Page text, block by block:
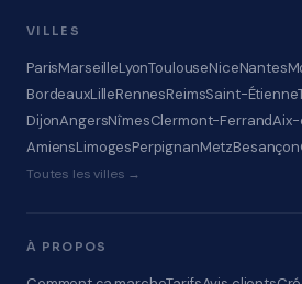
VILLES
ParisMarseilleLyonToulouseNiceNantes
BordeauxLilleRennesReimsSaint-Étienne
DijonAngersNîmesClermont-Ferrand
AmiensLimogesPerpignanMetzBesançon
Toutes les villes →
À PROPOS